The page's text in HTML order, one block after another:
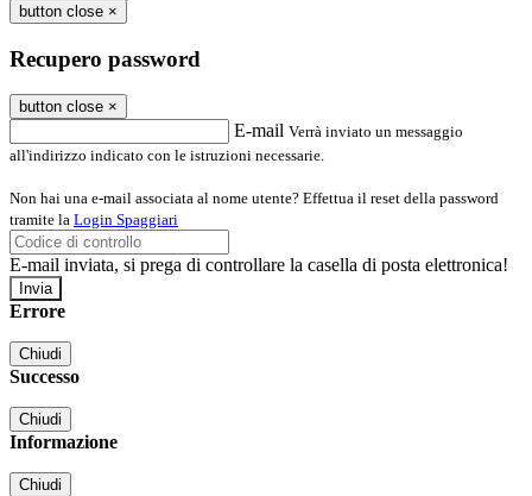
button close ×
Recupero password
button close ×
E-mail Verrà inviato un messaggio
all'indirizzo indicato con le istruzioni necessarie.
Non hai una e-mail associata al nome utente? Effettua il reset della password
tramite la Login Spaggiari
E-mail inviata, si prega di controllare la casella di posta elettronica!
Errore
Chiudi
Successo
Chiudi
Informazione
Chiudi